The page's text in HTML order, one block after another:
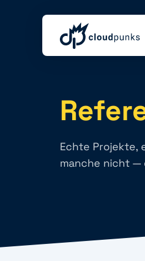
Echte Projekte,
manche nicht —